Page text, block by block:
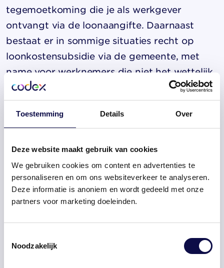
Toestemming Details Over
Deze website maakt gebruik van cookies
We gebruiken cookies om content en advertenties te
personaliseren en om ons websiteverkeer te analyseren.
Deze informatie is anoniem en wordt gedeeld met onze
partners voor marketing doeleinden.
Noodzakelijk
tegemoetkoming die je als werkgever
ontvangt via de loonaangifte. Daarnaast
bestaat er in sommige situaties recht op
loonkostensubsidie via de gemeente, met
name voor werknemers die niet het wettelijk
minimumloon kunnen verdienen.
Deze regelingen versterken elkaar: de no-
riskpolis dekt het verzuimrisico, het LKV
verlaagt de structurele loonkosten, en
loonkostensubsidie compenseert het verschil
in productiviteit. Om aanspraak te maken op
het LKV moet je de werknemer correct
registreren in de loonaangifte en de
aanvraag tijdig indienen. Een gemiste
deadline betekent direct financieel verlies,
want het LKV kun je niet met terugwerkende